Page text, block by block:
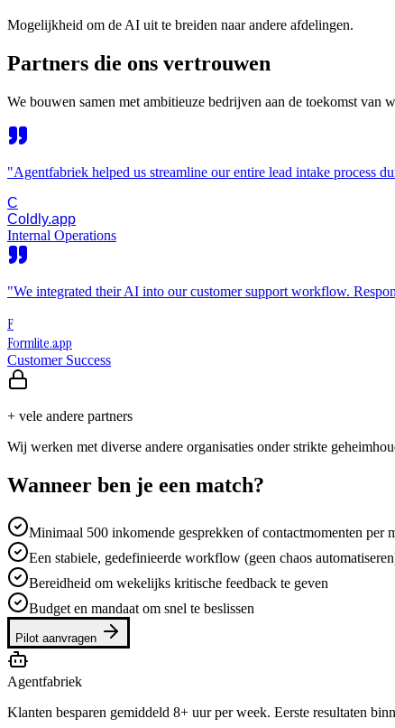
Mogelijkheid om de AI uit te breiden naar andere afdelingen.
Partners die ons vertrouwen
We bouwen samen met ambitieuze bedrijven aan de toekomst van
"Agentfabriek helped us streamline our entire lead intake process
C
Coldly.app
Internal Operations
"We integrated their AI into our customer support workflow.
F
Formlite.app
Customer Success
+ vele andere partners
Wij werken met diverse andere organisaties onder strikte
Wanneer ben je een match?
Minimaal 500 inkomende gesprekken of contactmomenten per
Een stabiele, gedefinieerde workflow (geen chaos
Bereidheid om wekelijks kritische feedback te geven
Budget en mandaat om snel te beslissen
Pilot aanvragen
Agentfabriek
Klanten besparen gemiddeld 8+ uur per week. Eerste resultaten